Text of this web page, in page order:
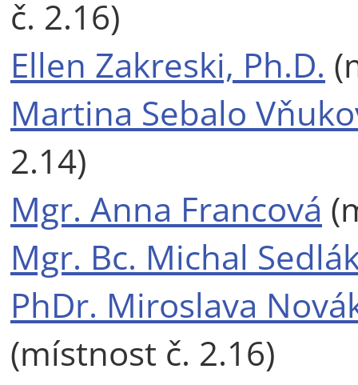
č. 2.16)
Ellen Zakreski, Ph.D.
Martina Sebalo
2.14)
Mgr. Anna Francová
Mgr. Bc. Michal
PhDr. Miroslava
(místnost č. 2.16)